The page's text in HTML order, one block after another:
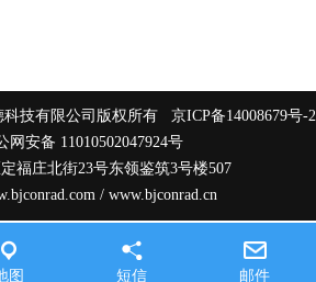
科技有限公司版权所有 京ICP备14008679号-2
网安备 11010502047924号
福庄北街23号东领鉴筑3号楼507
/ www.bjconrad.cn
图 短信 邮件